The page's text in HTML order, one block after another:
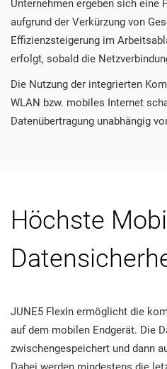
Unternehmen ergeben sich eine
aufgrund der Verkürzung von
Effizienzsteigerung im
erfolgt, sobald die
Die Nutzung der integrierten
WLAN bzw. mobiles Internet
Datenübertragung unabhängig
Höchste
JUNE5 FlexIn ermöglicht die
auf dem mobilen Endgerät. Die
zwischengespeichert und dann